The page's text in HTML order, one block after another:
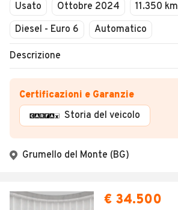
Usato Ottobre 2024
11.350 km
Diesel - Euro 6
Automatico
Descrizione
Certificazioni e Garanzie
Storia del veicolo
Grumello del Monte (BG)
€ 34.500